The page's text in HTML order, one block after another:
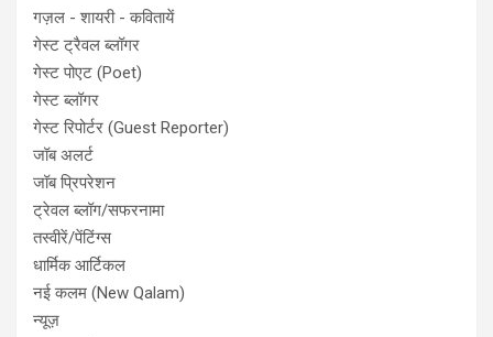
गज़ल - शायरी - कवितायें
गेस्ट ट्रैवल ब्लॉगर
गेस्ट पोएट (Poet)
गेस्ट ब्लॉगर
गेस्ट रिपोर्टर (Guest Reporter)
जॉब अलर्ट
जॉब प्रिपरेशन
ट्रेवल ब्लॉग/सफरनामा
तस्वीरें/पेंटिंग्स
धार्मिक आर्टिकल
नई कलम (New Qalam)
न्यूज़